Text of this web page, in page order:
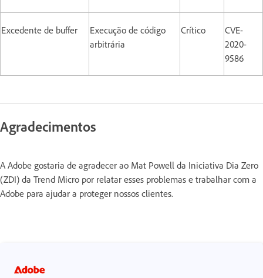
Excedente de buffer
Execução de código
arbitrária
Crítico
CVE-
2020-
9586
Agradecimentos
A Adobe gostaria de agradecer ao Mat Powell da Iniciativa Dia Zero
(ZDI) da Trend Micro por relatar esses problemas e trabalhar com a
Adobe para ajudar a proteger nossos clientes.